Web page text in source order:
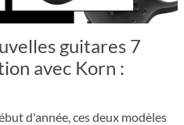
guitares 7
avec Korn :
d'année, ces deux modèles